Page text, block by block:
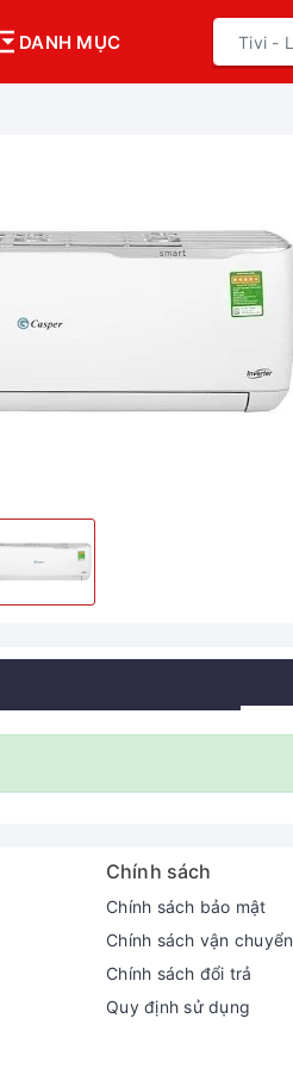
DANH MỤC
Chính sách
Chính sách bảo mật
Chính sách vận chuyển
Chính sách đổi trả
Quy định sử dụng